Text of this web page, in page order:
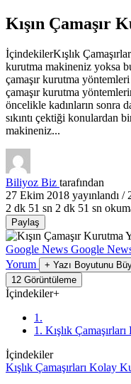
Kışın Çamaşır
İçindekilerKışlık
kurutma makineniz yoksa
çamaşır kurutma
çamaşır kurutma
öncelikle kadınların sonra
sıkıntı çektiği konulardan
makineniz...
Biliyoz Biz tarafından
27 Ekim 2018 yayınlandı /
2 dk 51 sn 2 dk 51 sn
Paylaş
Google News Google
Yorum
+ Yazı Boyutunu
12 Görüntüleme
İçindekiler+
1.
1. Kışlık
İçindekiler
Kışlık Çamaşırları Kolay